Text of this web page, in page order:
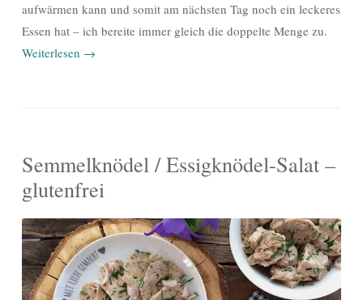
aufwärmen kann und somit am nächsten Tag noch ein leckeres
Essen hat – ich bereite immer gleich die doppelte Menge zu.
Weiterlesen →
Semmelknödel / Essigknödel-Salat –
glutenfrei